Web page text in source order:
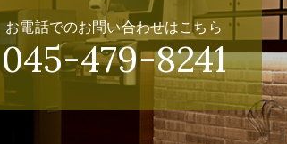
お電話でのお問い合わせはこちら
045-479-8241